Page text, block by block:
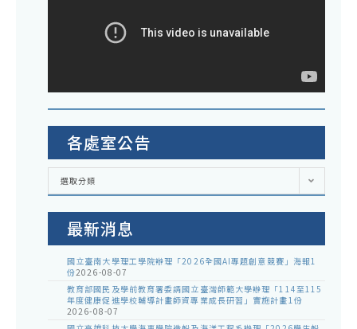
各處室公告
各
室
選取分類
最新消息
國立臺南大學理工學院辦理「2026全國AI專題創意競賽」海報1
份2026-08-07
教育部國民及學前教育署委請國立臺灣師範大學辦理「114至115
年度健康促進學校輔導計畫師資專業成長研習」實施計畫1份
2026-08-07